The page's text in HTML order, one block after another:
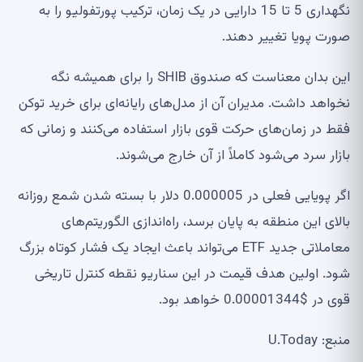
نگهداری 5 تا 15 دارایی در یک زمان، ترکیب پورتفولیو را به
صورت پویا تغییر دهند.
این بدان معناست که صندوق SHIB را برای همیشه نگه
نخواهد داشت. مدیران آن از مدل‌های رایانه‌ای برای خرید توکن
فقط در زمان‌های حرکت قوی بازار استفاده می‌کنند و زمانی که
بازار سرد می‌شود کاملاً از آن خارج می‌شوند.
اگر پویایی فعلی در 0.000005 دلار با بسته شدن شمع روزانه
بالای این منطقه به پایان برسد، راه‌اندازی الگوریتم‌های
معاملاتی جدید ETF می‌تواند باعث ایجاد یک فشار کوتاه بزرگ
شود. اولین هدف قیمت در این سناریو نقطه کنترل تاریخی
قوی در $0.00001344 خواهد بود.
منبع: U.Today